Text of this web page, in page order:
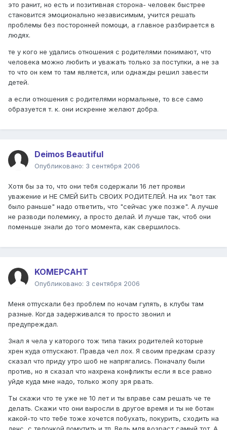
это ранит, но есть и позитивная сторона- человек быстрее
становится эмоционально независимым, учится решать
проблемы без посторонней помощи, а главное разбирается в
людях.
те у кого не удались отношения с родителями понимают, что
человека можно любить и уважать только за поступки, а не за
то что он кем то там является, или однажды решил завести
детей.
а если отношения с родителями нормальные, то все само
образуется т. к. они искренне желают добра.
Deimos Beautiful
Опубликовано: 3 сентября 2006
Хотя бы за то, что они тебя содержали 16 лет прояви
уважение и НЕ СМЕЙ БИТЬ СВОИХ РОДИТЕЛЕЙ. На их "вот так
было раньше" надо ответить, что "сейчас уже позже". А лучше
не разводи полемику, а просто делай. И лучше так, чтоб они
поменьше знали до того момента, как свершилось.
KOMEPCAHT
Опубликовано: 3 сентября 2006
Меня отпускали без проблем по ночам гулять, в клубы там
разные. Когда задерживался то просто звонил и
предупреждал.
Знал я чела у каторого тож типа таких родителей которые
хрен куда отпускают. Правда чел лох. Я своим предкам сразу
сказал что приду утро шоб не напрягались. Поначалу были
против, но я сказал что нахрена конфликты если я все равно
уйде куда мне надо, только жопу зря рвать.
Ты скажи что те уже не 10 лет и ты вправе сам решать че те
делать. Скажи что они выросли в другое время и ты не ботан
какой-то что тебе тоже хочется побухать, покурить, сходить на